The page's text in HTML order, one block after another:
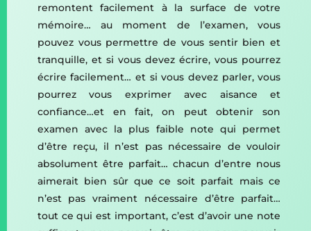
remontent facilement à la surface de votre
mémoire… au moment de l’examen, vous
pouvez vous permettre de vous sentir bien et
tranquille, et si vous devez écrire, vous pourrez
écrire facilement… et si vous devez parler, vous
pourrez vous exprimer avec aisance et
confiance…et en fait, on peut obtenir son
examen avec la plus faible note qui permet
d’être reçu, il n’est pas nécessaire de vouloir
absolument être parfait… chacun d’entre nous
aimerait bien sûr que ce soit parfait mais ce
n’est pas vraiment nécessaire d’être parfait…
tout ce qui est important, c’est d’avoir une note